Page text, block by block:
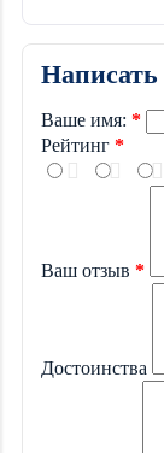
Ваше имя:
Рейтинг
Ваш отзыв
Достоинства